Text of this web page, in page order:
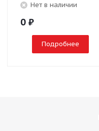
Нет в наличии
0 ₽
Подробнее